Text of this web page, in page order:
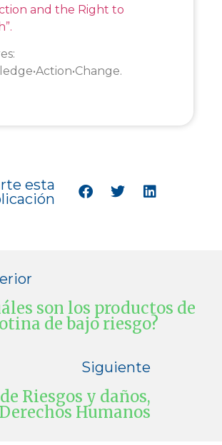
and the Right to
esta
son los productos de
de bajo riesgo?
Siguiente
Riesgos y daños,
Humanos